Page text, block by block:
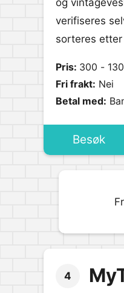
og
verifiseres
sorteres
Pris: 300 -
Fri frakt: Nei
Betal med:
Besøk
4